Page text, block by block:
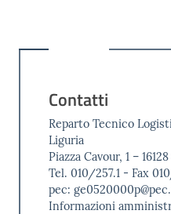
Contatti
Reparto Tecnico
Liguria
Piazza Cavour, 1 –
Tel. 010/257.1 - Fax
pec:
Informazioni